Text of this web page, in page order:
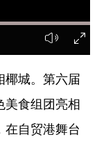
城。第六届
美食组团亮相
自贸港舞台